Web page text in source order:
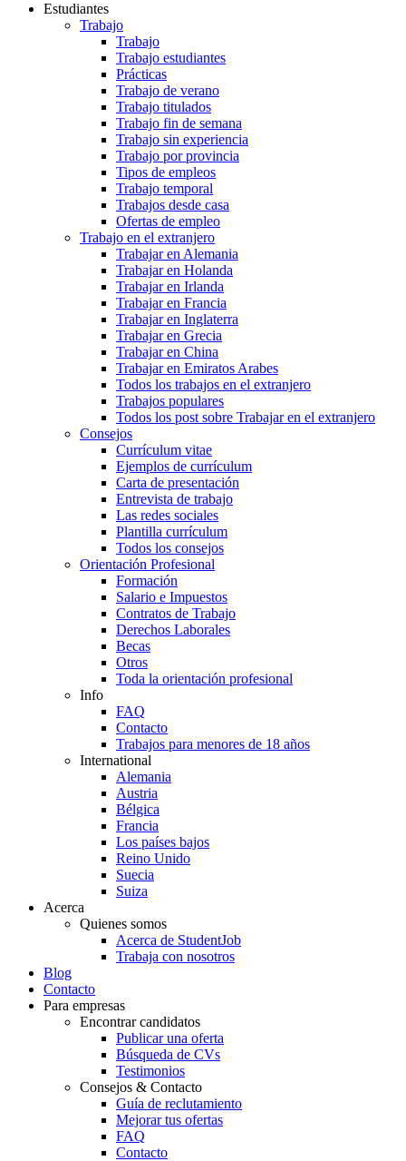
Estudiantes
Trabajo
Trabajo
Trabajo estudiantes
Prácticas
Trabajo de verano
Trabajo titulados
Trabajo fin de semana
Trabajo sin experiencia
Trabajo por provincia
Tipos de empleos
Trabajo temporal
Trabajos desde casa
Ofertas de empleo
Trabajo en el extranjero
Trabajar en Alemania
Trabajar en Holanda
Trabajar en Irlanda
Trabajar en Francia
Trabajar en Inglaterra
Trabajar en Grecia
Trabajar en China
Trabajar en Emiratos Arabes
Todos los trabajos en el extranjero
Trabajos populares
Todos los post sobre Trabajar en el extranjero
Consejos
Currículum vitae
Ejemplos de currículum
Carta de presentación
Entrevista de trabajo
Las redes sociales
Plantilla currículum
Todos los consejos
Orientación Profesional
Formación
Salario e Impuestos
Contratos de Trabajo
Derechos Laborales
Becas
Otros
Toda la orientación profesional
Info
FAQ
Contacto
Trabajos para menores de 18 años
International
Alemania
Austria
Bélgica
Francia
Los países bajos
Reino Unido
Suecia
Suiza
Acerca
Quienes somos
Acerca de StudentJob
Trabaja con nosotros
Blog
Contacto
Para empresas
Encontrar candidatos
Publicar una oferta
Búsqueda de CVs
Testimonios
Consejos & Contacto
Guía de reclutamiento
Mejorar tus ofertas
FAQ
Contacto